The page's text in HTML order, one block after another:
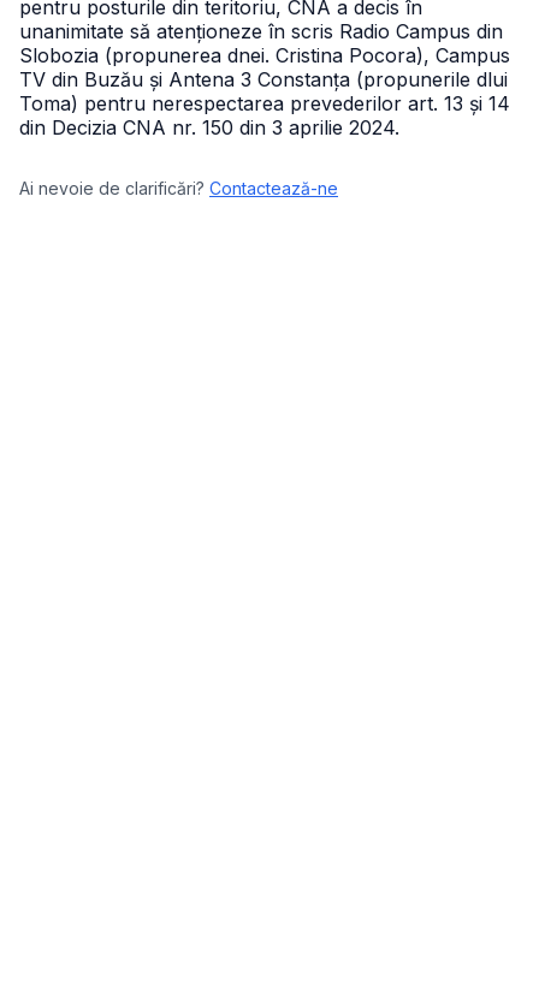
pentru posturile din teritoriu, CNA a decis în
unanimitate să atenționeze în scris Radio Campus din
Slobozia (propunerea dnei. Cristina Pocora), Campus
TV din Buzău și Antena 3 Constanța (propunerile dlui
Toma) pentru nerespectarea prevederilor art. 13 și 14
din Decizia CNA nr. 150 din 3 aprilie 2024.
Ai nevoie de clarificări? Contactează-ne